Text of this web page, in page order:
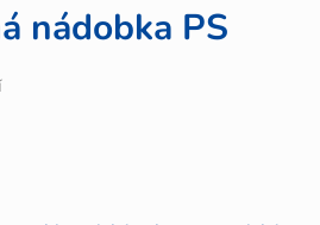
nádobka PS